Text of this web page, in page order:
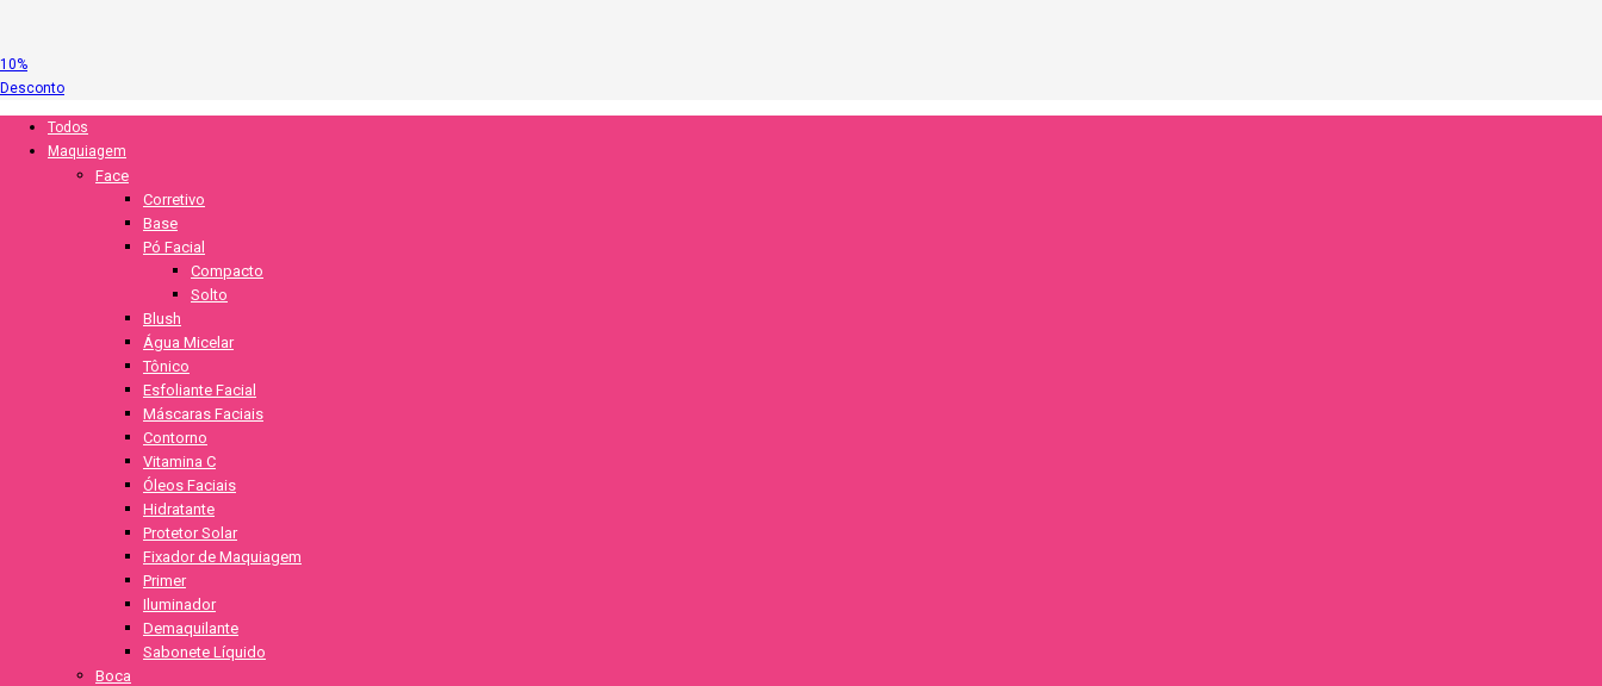
10%
Desconto
Todos
Maquiagem
Face
Corretivo
Base
Pó Facial
Compacto
Solto
Blush
Água Micelar
Tônico
Esfoliante Facial
Máscaras Faciais
Contorno
Vitamina C
Óleos Faciais
Hidratante
Protetor Solar
Fixador de Maquiagem
Primer
Iluminador
Demaquilante
Sabonete Líquido
Boca